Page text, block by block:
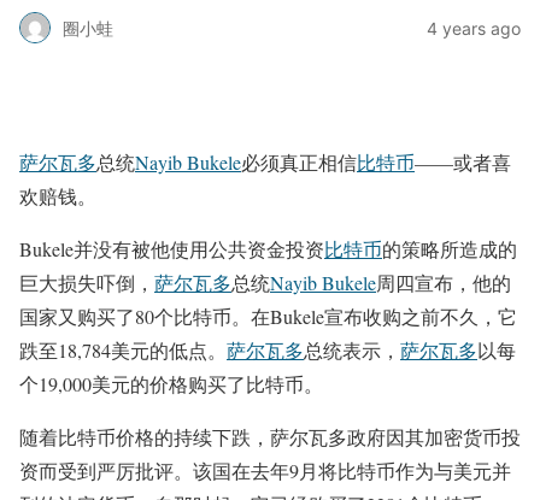
圈小蛙 4 years ago
萨尔瓦多总统Nayib Bukele必须真正相信比特币——或者喜
欢赔钱。
Bukele并没有被他使用公共资金投资比特币的策略所造成的
巨大损失吓倒， 萨尔瓦多总统Nayib Bukele周四宣布，他的
国家又购买了80个比特币。在Bukele宣布收购之前不久，它
跌至18,784美元的低点。 萨尔瓦多总统表示， 萨尔瓦多以每
个19,000美元的价格购买了比特币。
随着比特币价格的持续下跌，萨尔瓦多政府因其加密货币投
资而受到严厉批评。该国在去年9月将比特币作为与美元并